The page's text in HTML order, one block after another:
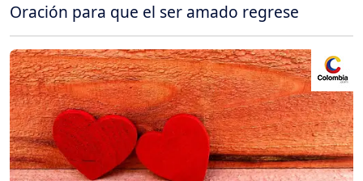
Oración para que el ser amado regrese